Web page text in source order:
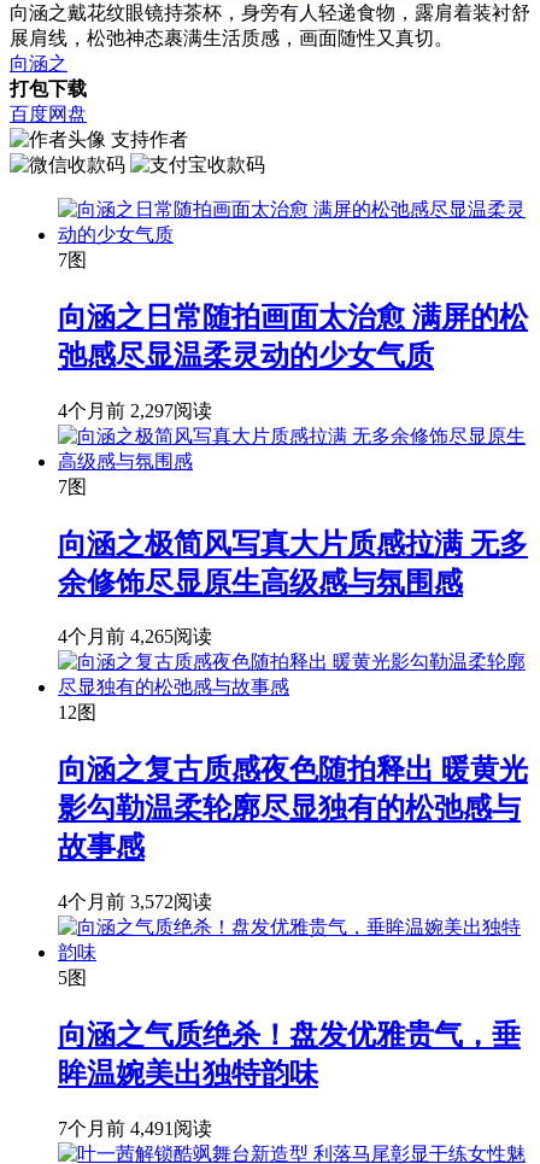
向涵之戴花纹眼镜持茶杯，身旁有人轻递食物，露肩着装衬舒
展肩线，松弛神态裹满生活质感，画面随性又真切。
向涵之
打包下载
百度网盘
支持作者
7图
向涵之日常随拍画面太治愈 满屏的松
弛感尽显温柔灵动的少女气质
4个月前 2,297阅读
7图
向涵之极简风写真大片质感拉满 无多
余修饰尽显原生高级感与氛围感
4个月前 4,265阅读
12图
向涵之复古质感夜色随拍释出 暖黄光
影勾勒温柔轮廓尽显独有的松弛感与
故事感
4个月前 3,572阅读
5图
向涵之气质绝杀！盘发优雅贵气，垂
眸温婉美出独特韵味
7个月前 4,491阅读